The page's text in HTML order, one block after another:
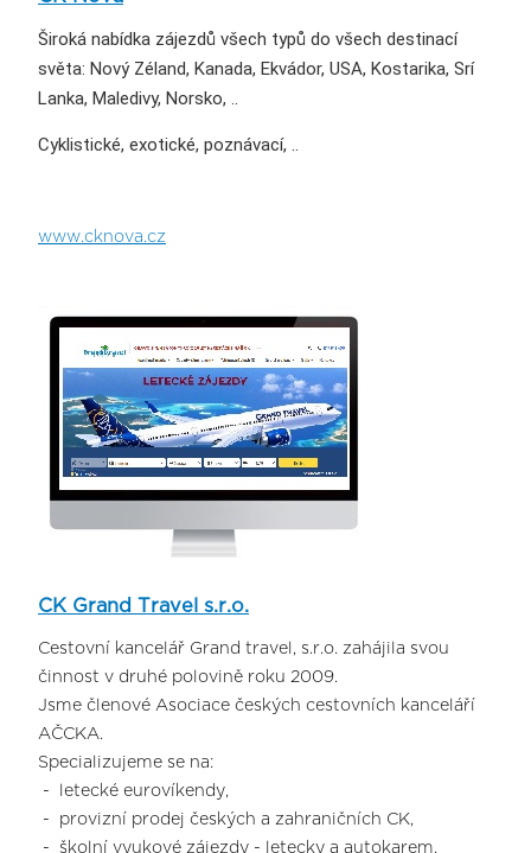
Široká nabídka zájezdů všech typů do všech destinací
světa: Nový Zéland, Kanada, Ekvádor, USA, Kostarika, Srí
Lanka, Maledivy, Norsko, ..
Cyklistické, exotické, poznávací, ..
www.cknova.cz
CK Grand Travel s.r.o.
Cestovní kancelář Grand travel, s.r.o. zahájila svou
činnost v druhé polovině roku 2009.
Jsme členové Asociace českých cestovních kanceláří
AČCKA.
Specializujeme se na:
- letecké eurovíkendy,
- provizní prodej českých a zahraničních CK,
- školní vyukové zájezdy - letecky a autokarem,